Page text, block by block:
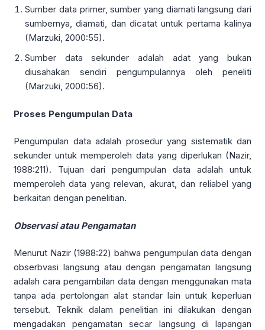
Sumber data primer, sumber yang diamati langsung dari
sumbernya, diamati, dan dicatat untuk pertama kalinya
(Marzuki, 2000:55).
Sumber data sekunder adalah adat yang bukan
diusahakan sendiri pengumpulannya oleh peneliti
(Marzuki, 2000:56).
Proses Pengumpulan Data
Pengumpulan data adalah prosedur yang sistematik dan
sekunder untuk memperoleh data yang diperlukan (Nazir,
1988:211). Tujuan dari pengumpulan data adalah untuk
memperoleh data yang relevan, akurat, dan reliabel yang
berkaitan dengan penelitian.
Observasi atau Pengamatan
Menurut Nazir (1988:22) bahwa pengumpulan data dengan
obserbvasi langsung atau dengan pengamatan langsung
adalah cara pengambilan data dengan menggunakan mata
tanpa ada pertolongan alat standar lain untuk keperluan
tersebut. Teknik dalam penelitian ini dilakukan dengan
mengadakan pengamatan secar langsung di lapangan